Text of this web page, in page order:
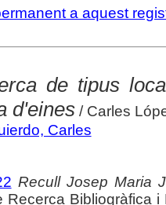
a aquest
de tipus
d'eines/ Carles
Carles
Recull Josep Maria
Recerca Bibliogràfica